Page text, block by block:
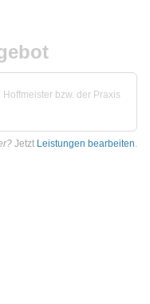
bzw. der Praxis
Jetzt Leistungen bearbeiten.